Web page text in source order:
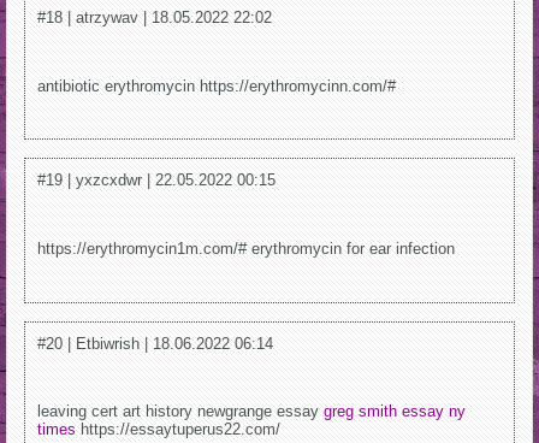
#18 | atrzywav | 18.05.2022 22:02
antibiotic erythromycin https://erythromycinn.com/#
#19 | yxzcxdwr | 22.05.2022 00:15
https://erythromycin1m.com/# erythromycin for ear infection
#20 | Etbiwrish | 18.06.2022 06:14
leaving cert art history newgrange essay greg smith essay ny
times https://essaytuperus22.com/